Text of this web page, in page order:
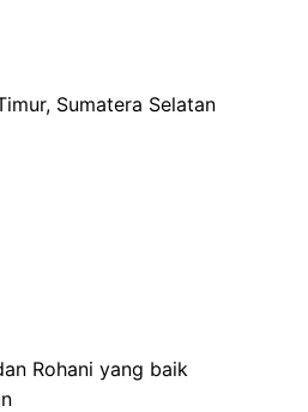
Sumatera Selatan
Rohani yang baik